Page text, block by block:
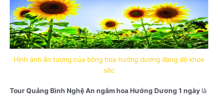
Hình ảnh ấn tượng của bông hoa hướng dương đang độ khoe
sắc
Tour Quảng Bình Nghệ An ngắm hoa Hướng Dương 1 ngày là